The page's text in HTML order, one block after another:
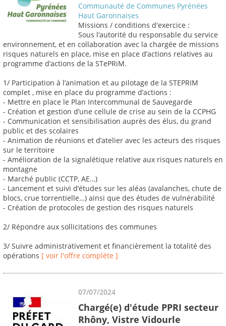
Communauté de Communes Pyrénées
Haut Garonnaises
Missions / conditions d'exercice :
Sous l’autorité du responsable du service
environnement, et en collaboration avec la chargée de missions
risques naturels en place, mise en place d’actions relatives au
programme d’actions de la STePRiM.
1/ Participation à l’animation et au pilotage de la STEPRIM
complet , mise en place du programme d’actions :
- Mettre en place le Plan Intercommunal de Sauvegarde
- Création et gestion d’une cellule de crise au sein de la CCPHG
- Communication et sensibilisation auprès des élus, du grand
public et des scolaires
- Animation de réunions et d’atelier avec les acteurs des risques
sur le territoire
- Amélioration de la signalétique relative aux risques naturels en
montagne
- Marché public (CCTP, AE…)
- Lancement et suivi d’études sur les aléas (avalanches, chute de
blocs, crue torrentielle…) ainsi que des études de vulnérabilité
- Création de protocoles de gestion des risques naturels
2/ Répondre aux sollicitations des communes
3/ Suivre administrativement et financièrement la totalité des
opérations [ voir l'offre complète ]
07/07/2024
Chargé(e) d'étude PPRI secteur
Rhôny, Vistre Vidourle